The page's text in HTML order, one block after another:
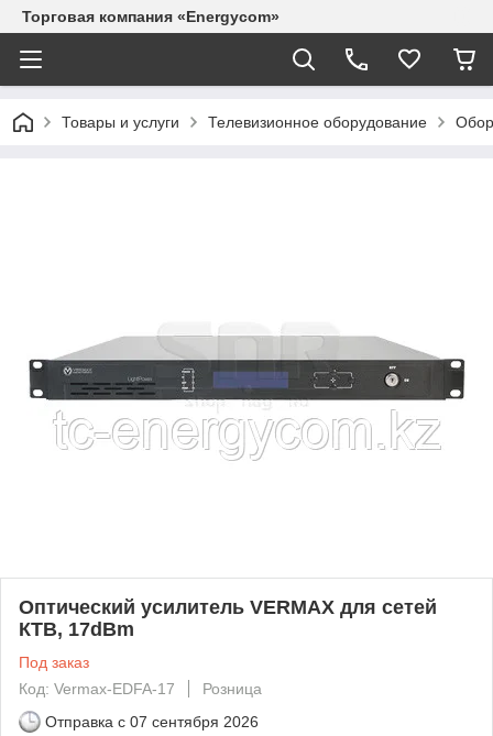
Торговая компания «Energycom»
Товары и услуги Телевизионное оборудование
Оптический усилитель VERMAX для сетей
КТВ, 17dBm
Под заказ
Код: Vermax-EDFA-17
Розница
Отправка с 07 сентября 2026